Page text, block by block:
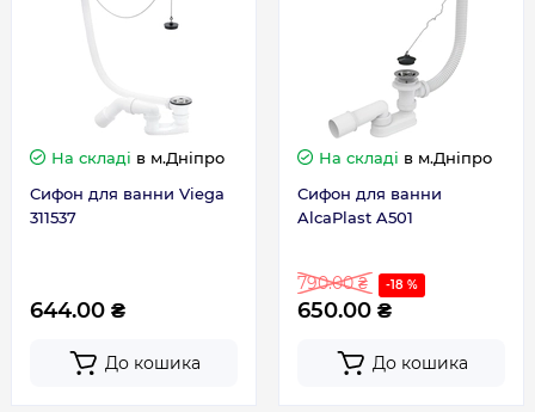
На складі в м.Дніпро
Сифон для ванни Viega
311537
644.00 ₴
До кошика
На складі в м.Дніпро
Сифон для ванни
AlcaPlast A501
790.00 ₴ -18 %
650.00 ₴
До кошика